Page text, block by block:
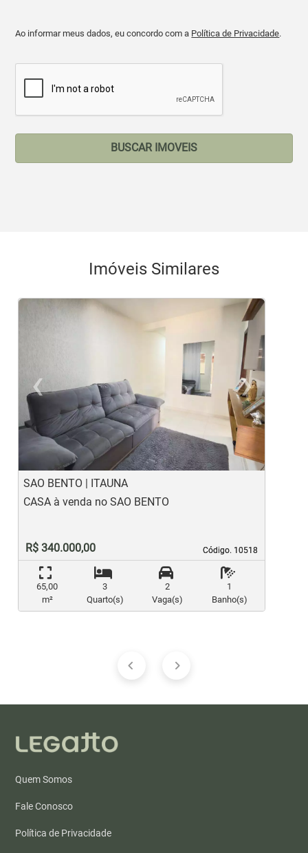
Ao informar meus dados, eu concordo com a Política de Privacidade.
BUSCAR IMOVEIS
Imóveis Similares
‹
Previous
›
SAO BENTO | ITAUNA
Código. 10518
Código. 10518
CASA à venda no SAO BENTO
R$ 340.000,00
65,00
m²
3
Quarto(s)
2
Vaga(s)
1
Banho(s)
Quem Somos
Fale Conosco
Política de Privacidade